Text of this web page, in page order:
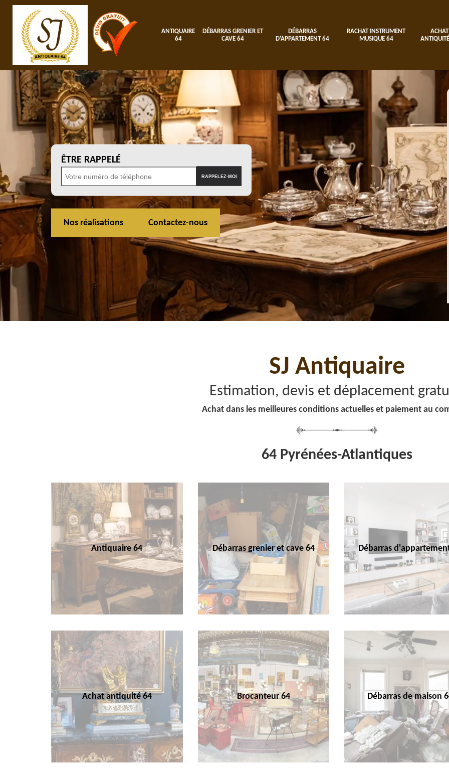
ANTIQUAIRE
64
DÉBARRAS GRENIER ET
CAVE 64
DÉBARRAS
D'APPARTEMENT 64
RACHAT INSTRUMENT
MUSIQUE 64
ACHAT
ÊTRE RAPPELÉ
Nos réalisations Contactez-nous
SJ Antiquaire
Estimation, devis et déplacement
Achat dans les meilleures conditions actuelles et paiement au
64 Pyrénées-Atlantiques
Antiquaire 64 Débarras grenier et cave 64 Débarras
Achat antiquité 64 Brocanteur 64 Débarras de maison